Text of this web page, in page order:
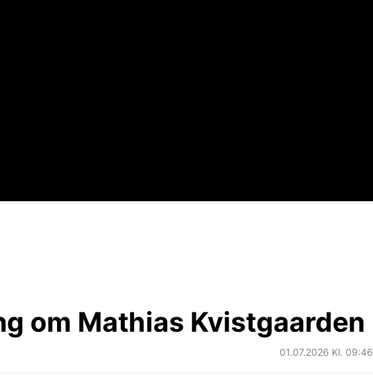
om Mathias Kvistgaarden
01.07.2026 Kl. 09:46